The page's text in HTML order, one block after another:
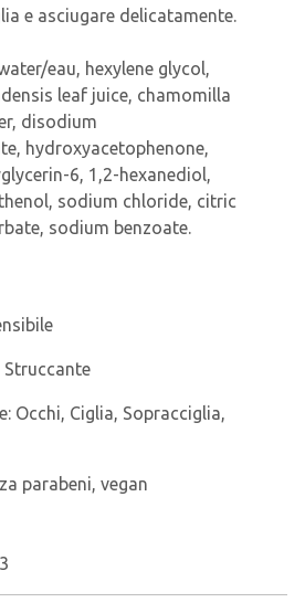
e asciugare delicatamente.
eau, hexylene glycol,
leaf juice, chamomilla
disodium
hydroxyacetophenone,
6, 1,2-hexanediol,
sodium chloride, citric
sodium benzoate.
Struccante
Occhi, Ciglia, Sopracciglia,
parabeni, vegan